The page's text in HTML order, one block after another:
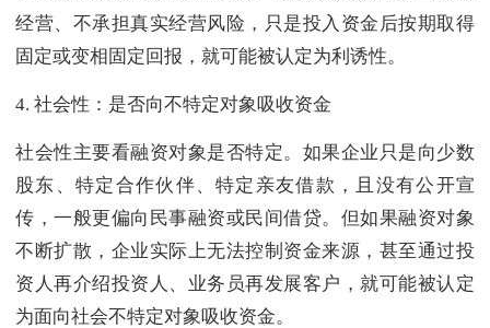
经营、不承担真实经营风险，只是投入资金后按期取得
固定或变相固定回报，就可能被认定为利诱性。
4. 社会性：是否向不特定对象吸收资金
社会性主要看融资对象是否特定。如果企业只是向少数
股东、特定合作伙伴、特定亲友借款，且没有公开宣
传，一般更偏向民事融资或民间借贷。但如果融资对象
不断扩散，企业实际上无法控制资金来源，甚至通过投
资人再介绍投资人、业务员再发展客户，就可能被认定
为面向社会不特定对象吸收资金。